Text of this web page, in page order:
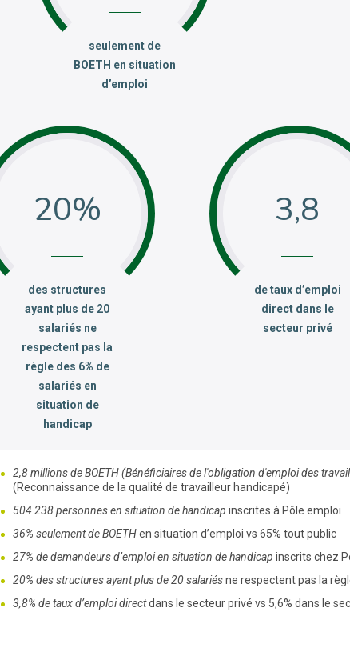
:seulement de
BOETH en situation
d’emploi
20
:des structures
ayant plus de 20
salariés ne
respectent pas la
règle des 6% de
salariés en
situation de
handicap
3,8
:de taux d’emploi
direct dans le
secteur privé
2,8 millions de BOETH (Bénéficiaires de l'obligation d'emploi des
(Reconnaissance de la qualité de travailleur handicapé)
504 238 personnes en situation de handicap inscrites à Pôle emploi
36% seulement de BOETHen situation d’emploi vs 65% tout public
27% de demandeurs d’emploi en situation de handicap inscrits chez
20% des structures ayant plus de 20 salariésne respectent pas la
3,8% de taux d’emploi directdans le secteur privé vs 5,6% dans le